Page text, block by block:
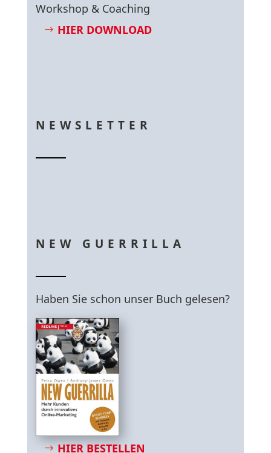
Workshop & Coaching
HIER DOWNLOAD
NEWSLETTER
NEW GUERRILLA
Haben Sie schon unser Buch gelesen?
HIER BESTELLEN